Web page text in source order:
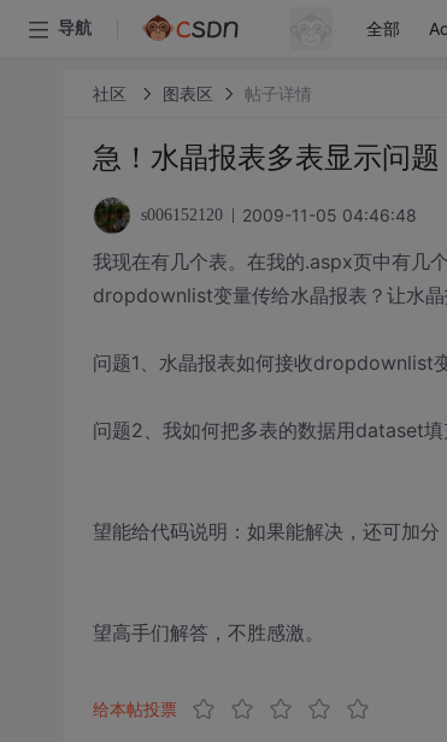
导航 全部
社区 图表区 帖子详情
急！水晶报表多表显示问题
s006152120 2009-11-05 04:46:48
我现在有几个表。在我的.aspx页中有
dropdownlist变量传给水晶报表？让水晶
问题1、水晶报表如何接收dropdownlist
问题2、我如何把多表的数据用dataset填
望能给代码说明：如果能解决，还可加分
望高手们解答，不胜感激。
给本帖投票